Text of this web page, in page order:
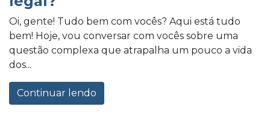
Oi, gente! Tudo bem com vocês? Aqui está tudo
bem! Hoje, vou conversar com vocês sobre uma
questão complexa que atrapalha um pouco a vida
dos...
Continuar lendo